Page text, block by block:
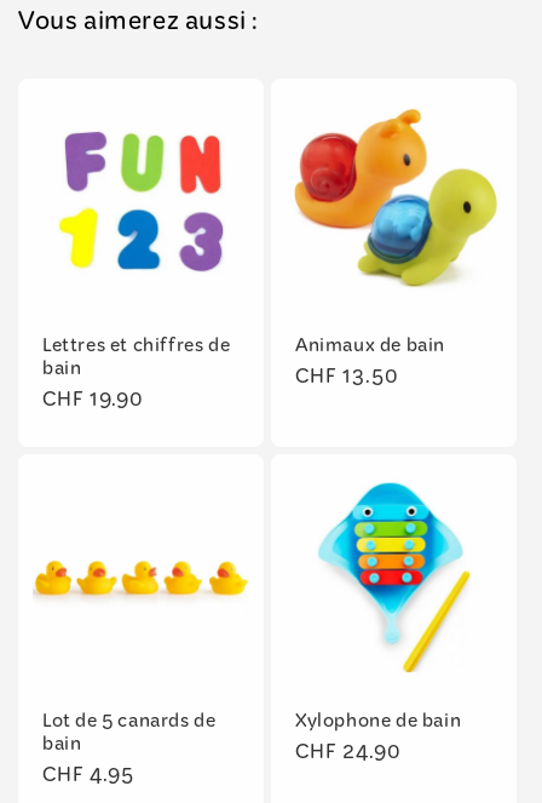
Vous aimerez aussi :
Lettres et chiffres de
bain
Prix
CHF 19.90
Animaux de bain
Prix
CHF 13.50
Lot de 5 canards de
bain
Prix
CHF 4.95
Xylophone de bain
Prix
CHF 24.90